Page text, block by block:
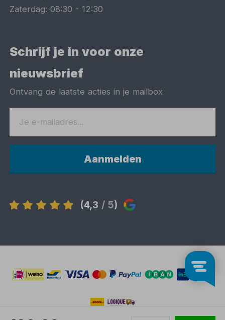
Zaterdag:08:30 -12:30
Schrijf je in voor onze
nieuwsbrief
Ontvang de laatste acties in je mailbox
Aanmelden
(4,3 / 5)